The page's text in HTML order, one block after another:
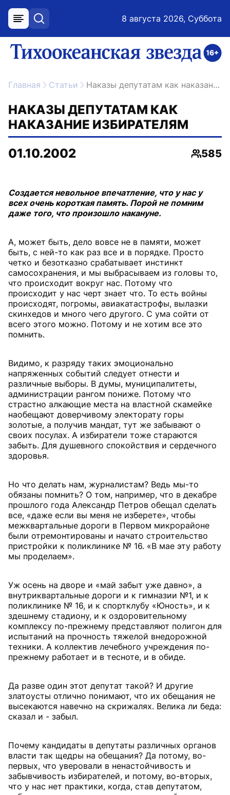
меню поиск 8 августа 2026, Суббота
ссылка на главную
Главная Статьи Наказы депутатам как наказание избирателям
НАКАЗЫ ДЕПУТАТАМ КАК
НАКАЗАНИЕ ИЗБИРАТЕЛЯМ
01.10.2002
585
Создается невольное впечатление, что у нас у
всех очень короткая память. Порой не помним
даже того, что произошло накануне.
А, может быть, дело вовсе не в памяти, может
быть, с ней-то как раз все и в порядке. Просто
четко и безотказно срабатывает инстинкт
самосохранения, и мы выбрасываем из головы то,
что происходит вокруг нас. Потому что
происходит у нас черт знает что. То есть войны
происходят, погромы, авиакатастрофы, вылазки
скинхедов и много чего другого. С ума сойти от
всего этого можно. Потому и не хотим все это
помнить.
Видимо, к разряду таких эмоционально
напряженных событий следует отнести и
различные выборы. В думы, муниципалитеты,
администрации рангом пониже. Потому что
страстно алкающие места на властной скамейке
наобещают доверчивому электорату горы
золотые, а получив мандат, тут же забывают о
своих посулах. А избиратели тоже стараются
забыть. Для душевного спокойствия и сердечного
здоровья.
Но что делать нам, журналистам? Ведь мы-то
обязаны помнить? О том, например, что в декабре
прошлого года Александр Петров обещал сделать
все, «даже если вы меня не изберете», чтобы
межквартальные дороги в Первом микрорайоне
были отремонтированы и начато строительство
пристройки к поликлинике № 16. «В мае эту работу
мы проделаем».
Уж осень на дворе и «май забыт уже давно», а
внутриквартальные дороги и к гимназии №1, и к
поликлинике № 16, и к спортклубу «Юность», и к
здешнему стадиону, и к оздоровительному
комплексу по-прежнему представляют полигон для
испытаний на прочность тяжелой внедорожной
техники. А коллектив лечебного учреждения по-
прежнему работает и в тесноте, и в обиде.
Да разве один этот депутат такой? И другие
златоусты отлично понимают, что их обещания не
высекаются навечно на скрижалях. Велика ли беда:
сказал и - забыл.
Почему кандидаты в депутаты различных органов
власти так щедры на обещания? Да потому, во-
первых, что уверовали в ненастойчивость и
забывчивость избирателей, и потому, во-вторых,
что у нас нет практики, когда, став депутатом,